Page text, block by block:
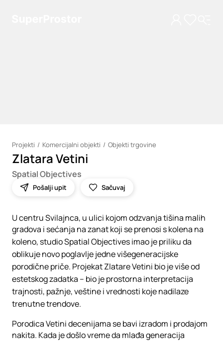
Loading
Projekti Komercijalni objekti Objekti trgovine
Zlatara Vetini
Spatial Objectives
Pošalji upit Sačuvaj
U centru Svilajnca, u ulici kojom odzvanja tišina malih
gradova i sećanja na zanat koji se prenosi s kolena na
koleno, studio Spatial Objectives imao je priliku da
oblikuje novo poglavlje jedne višegeneracijske
porodične priče. Projekat Zlatare Vetini bio je više od
estetskog zadatka – bio je prostorna interpretacija
trajnosti, pažnje, veštine i vrednosti koje nadilaze
trenutne trendove.
Porodica Vetini decenijama se bavi izradom i prodajom
nakita. Kada je došlo vreme da mlađa generacija